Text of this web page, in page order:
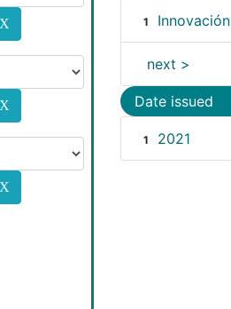
1 Innovación
next >
Date issued
1 2021